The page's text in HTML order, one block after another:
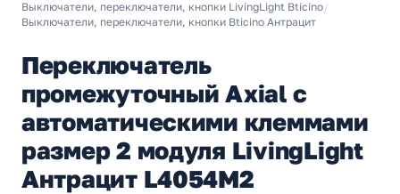
Выключатели, переключатели, кнопки LivingLight Bticino/
Выключатели, переключатели, кнопки Bticino Антрацит
Переключатель
промежуточный Axial с
автоматическими клеммами
размер 2 модуля LivingLight
Антрацит L4054M2